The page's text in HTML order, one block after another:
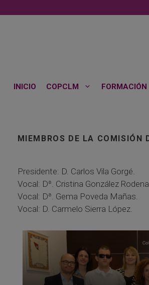
al
INICIO COPCLM FORMACIÓN
MIEMBROS DE LA COMISIÓN
Presidente: D. Carlos Vila Gorgé.
Vocal: Dª. Cristina González
Vocal: Dª. Gema Poveda Mañas.
Vocal: D. Carmelo Sierra López.